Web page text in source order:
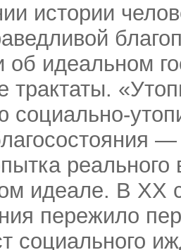
истории
идеальном
трактаты.
социально-
идеале. В ХХ
пережило
социального